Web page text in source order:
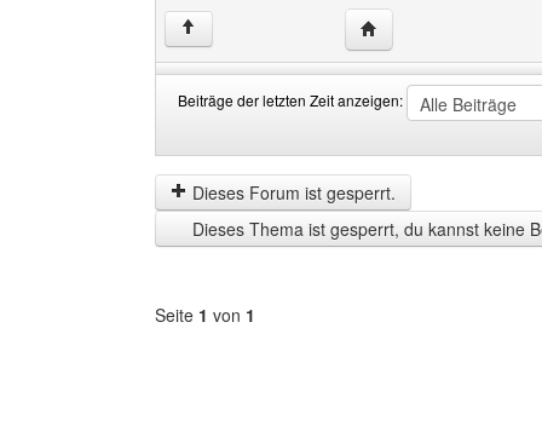
↑ Website dieses
Beiträge der letzten Zeit anzeigen:
der
letzten
Zeit
anzeigen
by
Dieses Forum ist gesperrt.
Dieses Thema ist gesperrt, du kannst keine
Seite 1 von 1